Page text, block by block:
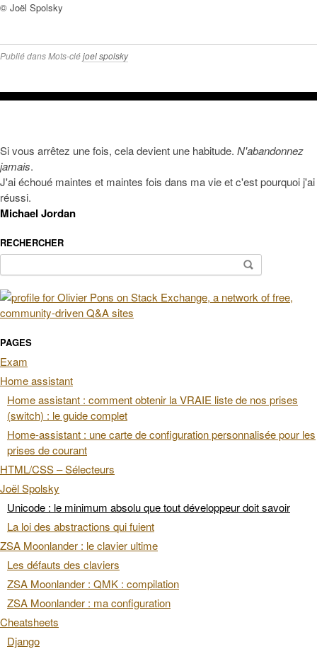
© Joël Spolsky
Publié dansMots-cléjoel spolsky
Si vous arrêtez une fois, cela devient une habitude. N'abandonnez
jamais.
J'ai échoué maintes et maintes fois dans ma vie et c'est pourquoi j'ai
réussi.
Michael Jordan
RECHERCHER
PAGES
Exam
Home assistant
Home assistant : comment obtenir la VRAIE liste de nos prises
(switch) : le guide complet
Home-assistant : une carte de configuration personnalisée pour les
prises de courant
HTML/CSS – Sélecteurs
Joël Spolsky
Unicode : le minimum absolu que tout développeur doit savoir
La loi des abstractions qui fuient
ZSA Moonlander : le clavier ultime
Les défauts des claviers
ZSA Moonlander : QMK : compilation
ZSA Moonlander : ma configuration
Cheatsheets
Django